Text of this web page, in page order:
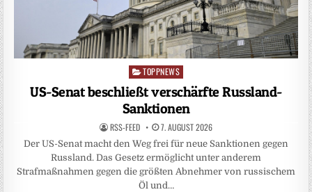
Posted
in
TOPPNEWS
US-Senat beschließt verschärfte Russland-
Sanktionen
RSS-FEED 7. AUGUST 2026
Der US-Senat macht den Weg frei für neue Sanktionen gegen
Russland. Das Gesetz ermöglicht unter anderem
Strafmaßnahmen gegen die größten Abnehmer von russischem
Öl und…